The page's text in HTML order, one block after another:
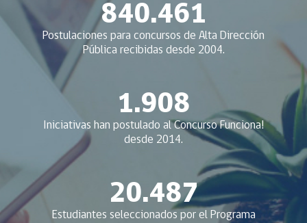
840.461
Postulaciones para concursos de Alta Dirección
Pública recibidas desde 2004.
1.908
Iniciativas han postulado al Concurso Funciona!
desde 2014.
20.487
Estudiantes seleccionados por el Programa